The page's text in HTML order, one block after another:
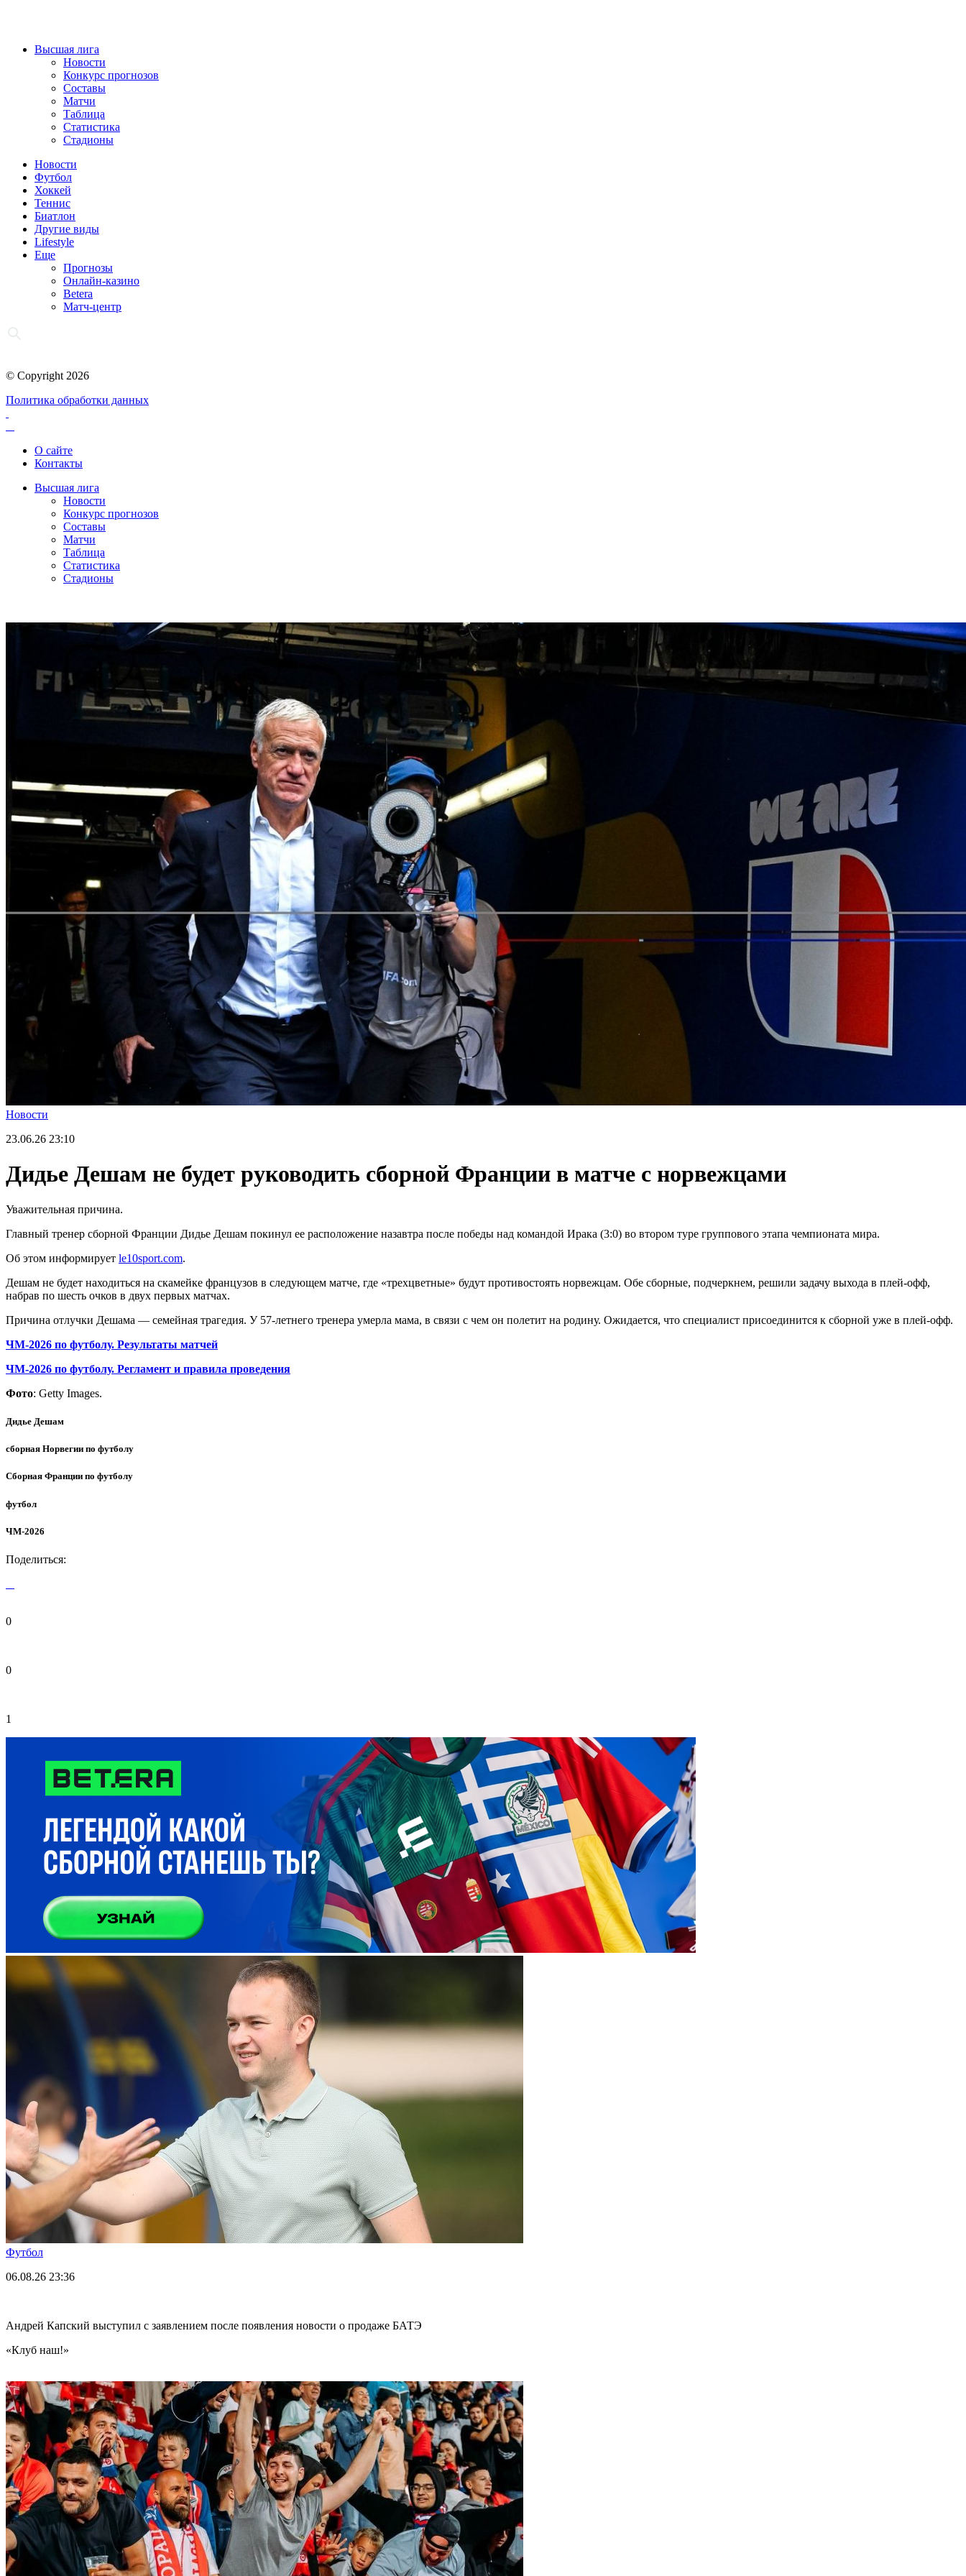
Высшая лига
Новости
Конкурс прогнозов
Составы
Матчи
Таблица
Статистика
Стадионы
Новости
Футбол
Хоккей
Теннис
Биатлон
Другие виды
Lifestyle
Еще
Прогнозы
Онлайн-казино
Betera
Матч-центр
© Copyright 2026
Политика обработки данных
О сайте
Контакты
Высшая лига
Новости
Конкурс прогнозов
Составы
Матчи
Таблица
Статистика
Стадионы
Новости
23.06.26 23:10
Дидье Дешам не будет руководить сборной Франции в матче с норвежцами
Уважительная причина.
Главный тренер сборной Франции Дидье Дешам покинул ее расположение назавтра после победы над командой Ирака (3:0) во втором туре группового этапа чемпионата мира.
Об этом информирует le10sport.com.
Дешам не будет находиться на скамейке французов в следующем матче, где «трехцветные» будут противостоять норвежцам. Обе сборные, подчеркнем, решили задачу выхода в плей-офф,
набрав по шесть очков в двух первых матчах.
Причина отлучки Дешама — семейная трагедия. У 57-летнего тренера умерла мама, в связи с чем он полетит на родину. Ожидается, что специалист присоединится к сборной уже в плей-офф.
ЧМ-2026 по футболу. Результаты матчей
ЧМ-2026 по футболу. Регламент и правила проведения
Фото: Getty Images.
Дидье Дешам
сборная Норвегии по футболу
Сборная Франции по футболу
футбол
ЧМ-2026
Поделиться:
0
0
1
Футбол
06.08.26 23:36
Андрей Капский выступил с заявлением после появления новости о продаже БАТЭ
«Клуб наш!»